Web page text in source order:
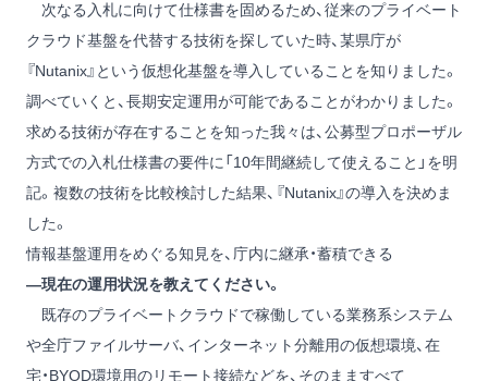
次なる入札に向けて仕様書を固めるため、従来のプライベート
クラウド基盤を代替する技術を探していた時、某県庁が
『Nutanix』という仮想化基盤を導入していることを知りました。
調べていくと、長期安定運用が可能であることがわかりました。
求める技術が存在することを知った我々は、公募型プロポーザル
方式での入札仕様書の要件に「10年間継続して使えること」を明
記。複数の技術を比較検討した結果、『Nutanix』の導入を決めま
した。
情報基盤運用をめぐる知見を、庁内に継承・蓄積できる
―現在の運用状況を教えてください。
既存のプライベートクラウドで稼働している業務系システム
や全庁ファイルサーバ、インターネット分離用の仮想環境、在
宅・BYOD環境用のリモート接続などを、そのまますべて